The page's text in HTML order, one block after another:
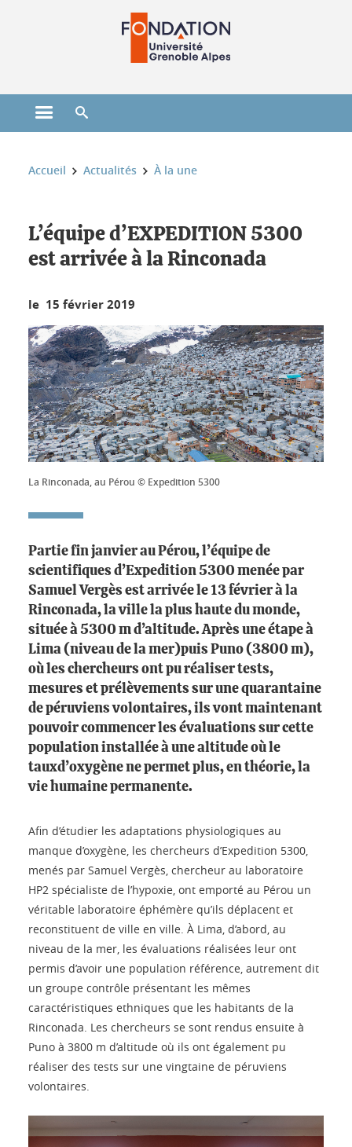
Ouvrir le menu principal
Vous êtes ici :
Accueil Actualités À la une
L’équipe d’EXPEDITION 5300
est arrivée à la Rinconada
le 15 février 2019
La Rinconada, au Pérou © Expedition 5300
Partie fin janvier au Pérou, l’équipe de
scientifiques d’Expedition 5300 menée par
Samuel Vergès est arrivée le 13 février à la
Rinconada, la ville la plus haute du monde,
située à 5300 m d’altitude. Après une étape à
Lima (niveau de la mer)puis Puno (3800 m),
où les chercheurs ont pu réaliser tests,
mesures et prélèvements sur une quarantaine
de péruviens volontaires, ils vont maintenant
pouvoir commencer les évaluations sur cette
population installée à une altitude où le
tauxd’oxygène ne permet plus, en théorie, la
vie humaine permanente.
Afin d’étudier les adaptations physiologiques au
manque d’oxygène, les chercheurs d’Expedition 5300,
menés par Samuel Vergès, chercheur au laboratoire
HP2 spécialiste de l’hypoxie, ont emporté au Pérou un
véritable laboratoire éphémère qu’ils déplacent et
reconstituent de ville en ville. À Lima, d’abord, au
niveau de la mer, les évaluations réalisées leur ont
permis d’avoir une population référence, autrement dit
un groupe contrôle présentant les mêmes
caractéristiques ethniques que les habitants de la
Rinconada. Les chercheurs se sont rendus ensuite à
Puno à 3800 m d’altitude où ils ont également pu
réaliser des tests sur une vingtaine de péruviens
volontaires.